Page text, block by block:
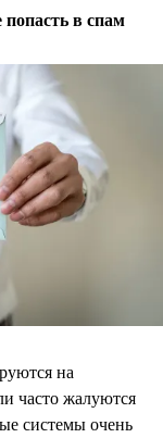
в спам
на
часто жалуются
системы очень